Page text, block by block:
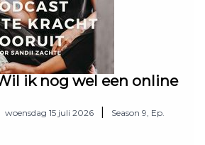
ik nog wel een online
woensdag 15 juli 2026 Season 9 Ep.